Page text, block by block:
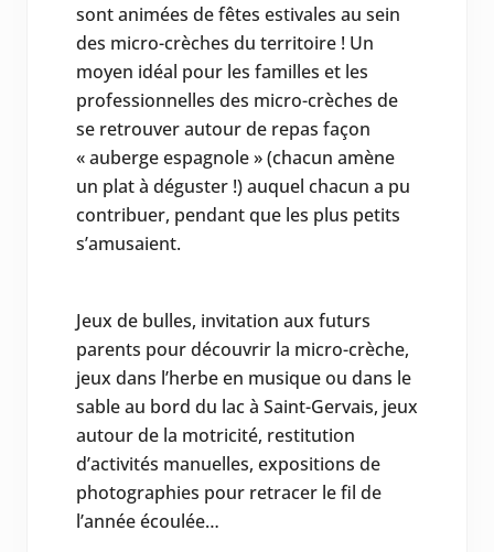
sont animées de fêtes estivales au sein
des micro-crèches du territoire ! Un
moyen idéal pour les familles et les
professionnelles des micro-crèches de
se retrouver autour de repas façon
« auberge espagnole » (chacun amène
un plat à déguster !) auquel chacun a pu
contribuer, pendant que les plus petits
s’amusaient.
Jeux de bulles, invitation aux futurs
parents pour découvrir la micro-crèche,
jeux dans l’herbe en musique ou dans le
sable au bord du lac à Saint-Gervais, jeux
autour de la motricité, restitution
d’activités manuelles, expositions de
photographies pour retracer le fil de
l’année écoulée…